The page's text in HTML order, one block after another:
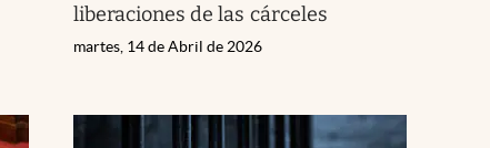
liberaciones de las cárceles
martes, 14 de Abril de 2026